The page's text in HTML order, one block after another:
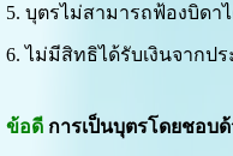
5. บุตรไม่สามารถฟ้องบิดา
6. ไม่มีสิทธิได้รับเงินจากป
ข้อดี การเป็นบุตรโดยชอบ